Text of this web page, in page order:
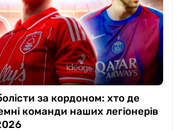
за кордоном: хто де
команди наших легіонерів